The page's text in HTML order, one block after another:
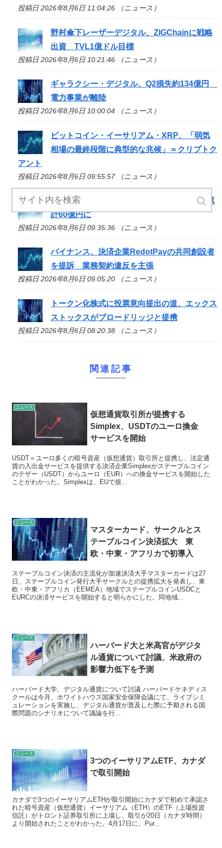
投稿日 2026年8月6日 11:04:26 （ニュース）
野村傘下レーザーデジタル、ZIGChainに戦略
出資 TVL1億ドル目標
投稿日 2026年8月6日 10:21:46 （ニュース）
ギャラクシー・デジタル、Q2損失約134億円
電力事業が離陸
投稿日 2026年8月6日 10:00:04 （ニュース）
ビットコイン・イーサリアム・XRP、「弱気
相場の最終段階に典型的な兆候」＝クリプトク
アント
投稿日 2026年8月6日 09:55:57 （ニュース）
JPYC株式会社にAZ-COM丸和が出資、調達累
計60億円に
投稿日 2026年8月6日 09:35:36 （ニュース）
バイナンス、決済企業RedotPayの共同創設者
を提訴 業務契約違反を主張
投稿日 2026年8月6日 09:05:20 （ニュース）
トークン化株式に投票意向提出の道、エックス
ストックスがブロードリッジと提携
投稿日 2026年8月6日 08:20:38 （ニュース）
関連記事
ニュース
仮想通貨取引所が提携する
Simplex、USDTのユーロ換金
サービスを開始
USDT＝ユーロ多くの暗号資産（仮想通貨）取引所と提携し、法定通
貨の入出金サービスを提供する決済企業Simplexがステーブルコイン
のテザー（USDT）からユーロ（EUR）への換金サービスを開始した
ことがわかった。Simplexは、EUで規...
ニュース
マスターカード、サークルとス
テーブルコイン決済拡大 東
欧・中東・アフリカで初導入
ステーブルコイン決済の主流化が加速決済大手マスターカードは27
日、ステーブルコイン発行大手サークルとの提携拡大を発表し、東
欧・中東・アフリカ（EEMEA）地域でステーブルコインUSDCと
EURCの決済サービスを開始すると明らかにした。同地域...
ニュース
ハーバード大と米高官がデジタ
ル通貨について討議、米政府の
影響力低下を予測
ハーバード大学、デジタル通貨について討議 ハーバードケネディス
クールは今月、ホワイトハウス国家安全保障会議にて、ライブシミ
ュレーションを実施し、デジタル通貨が普及した際に予期される国
際問題のシナリオについて議論を行...
ニュース
3つのイーサリアムETF、カナダ
で取引開始
カナダで3つのイーサリアムETHが取引開始にカナダで初めて承認さ
れた暗号資産（仮想通貨）イーサリアム（ETH）のETF（上場投資
信託）がトロント証券取引所に上場し、取引が20日（カナダ時間）
より開始されたことがわかった。4月17日に、Pur...